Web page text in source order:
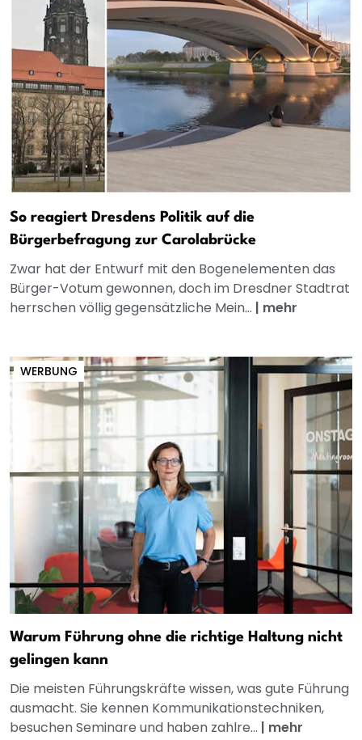
So reagiert Dresdens Politik auf die
Bürgerbefragung zur Carolabrücke
Zwar hat der Entwurf mit den Bogenelementen das
Bürger-Votum gewonnen, doch im Dresdner Stadtrat
herrschen völlig gegensätzliche Mein... | mehr
WERBUNG
Warum Führung ohne die richtige Haltung nicht
gelingen kann
Die meisten Führungskräfte wissen, was gute Führung
ausmacht. Sie kennen Kommunikationstechniken,
besuchen Seminare und haben zahlre... | mehr